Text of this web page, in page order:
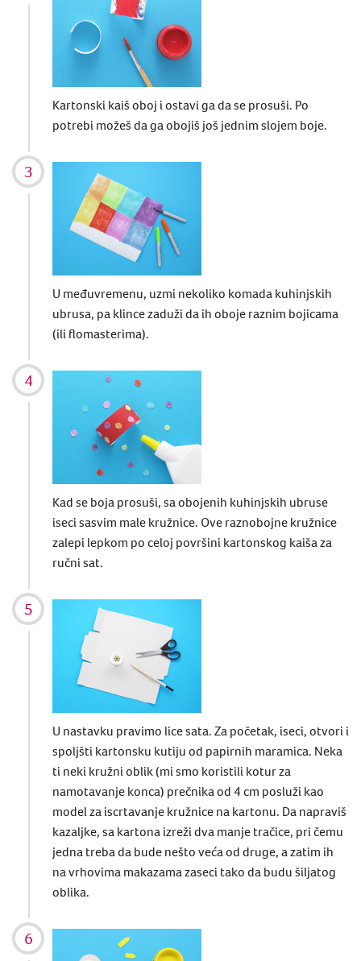
Kartonski kaiš oboj i ostavi ga da se prosuši. Po
potrebi možeš da ga obojiš još jednim slojem boje.
U međuvremenu, uzmi nekoliko komada kuhinjskih
ubrusa, pa klince zaduži da ih oboje raznim bojicama
(ili flomasterima).
Kad se boja prosuši, sa obojenih kuhinjskih ubruse
iseci sasvim male kružnice. Ove raznobojne kružnice
zalepi lepkom po celoj površini kartonskog kaiša za
ručni sat.
U nastavku pravimo lice sata. Za početak, iseci, otvori i
spoljšti kartonsku kutiju od papirnih maramica. Neka
ti neki kružni oblik (mi smo koristili kotur za
namotavanje konca) prečnika od 4 cm posluži kao
model za iscrtavanje kružnice na kartonu. Da napraviš
kazaljke, sa kartona izreži dva manje tračice, pri čemu
jedna treba da bude nešto veća od druge, a zatim ih
na vrhovima makazama zaseci tako da budu šiljatog
oblika.